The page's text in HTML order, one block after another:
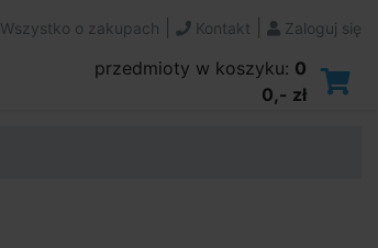
Wszystko o zakupach Kontakt Zaloguj się
przedmioty w koszyku: 0
0,- zł